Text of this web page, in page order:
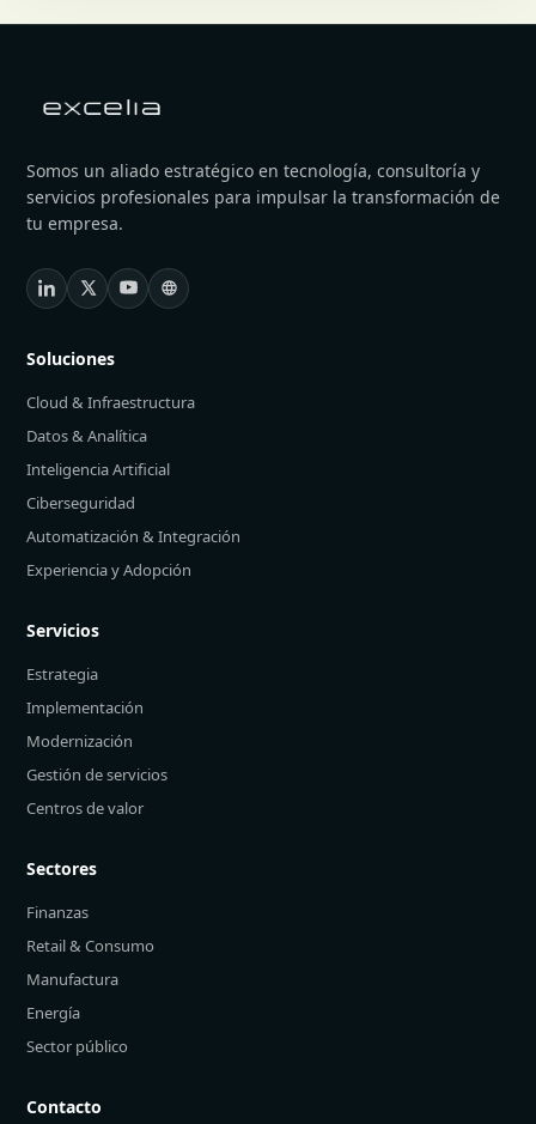
Somos un aliado estratégico en tecnología, consultoría y
servicios profesionales para impulsar la transformación de
tu empresa.
Soluciones
Cloud & Infraestructura
Datos & Analítica
Inteligencia Artificial
Ciberseguridad
Automatización & Integración
Experiencia y Adopción
Servicios
Estrategia
Implementación
Modernización
Gestión de servicios
Centros de valor
Sectores
Finanzas
Retail & Consumo
Manufactura
Energía
Sector público
Contacto